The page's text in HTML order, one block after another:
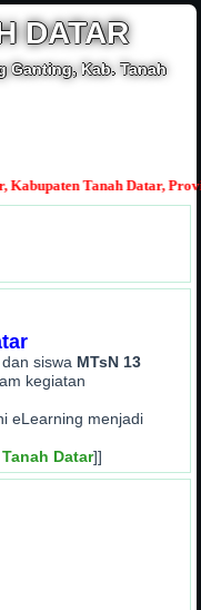
DATAR
Ganting, Kab. Tanah
Tanah Datar,
siswa MTsN 13
kegiatan
eLearning menjadi
Datar]]